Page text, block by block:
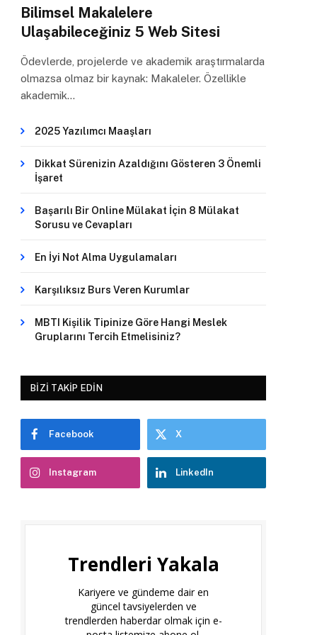
Bilimsel Makalelere
Ulaşabileceğiniz 5 Web Sitesi
Ödevlerde, projelerde ve akademik araştırmalarda
olmazsa olmaz bir kaynak: Makaleler. Özellikle
akademik…
2025 Yazılımcı Maaşları
Dikkat Sürenizin Azaldığını Gösteren 3 Önemli
İşaret
Başarılı Bir Online Mülakat İçin 8 Mülakat
Sorusu ve Cevapları
En İyi Not Alma Uygulamaları
Karşılıksız Burs Veren Kurumlar
MBTI Kişilik Tipinize Göre Hangi Meslek
Gruplarını Tercih Etmelisiniz?
BIZI TAKIP EDIN
Facebook X
Instagram LinkedIn
Trendleri Yakala
Kariyere ve gündeme dair en
güncel tavsiyelerden ve
trendlerden haberdar olmak için e-